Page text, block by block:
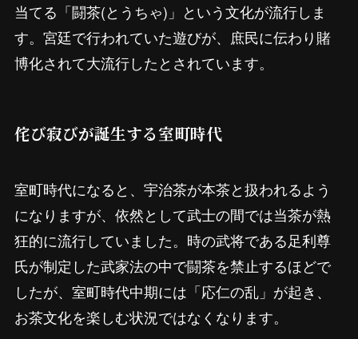
当てる「闘茶(とうちゃ)」という文化が流行しま
す。宮廷で行われていた遊びが、庶民に伝わり賭
博化されて大流行したとされています。
侘び寂びが誕生する室町時代
室町時代になると、宇治茶が本茶と扱われるよう
になりますが、依然として武士の間では当茶が熱
狂的に流行していました。時の武将である足利尊
氏が制定した武家法の中で闘茶を禁止するほどで
したが、室町時代中期には「応仁の乱」が起き、
お茶文化を楽しむ状況ではなくなります。